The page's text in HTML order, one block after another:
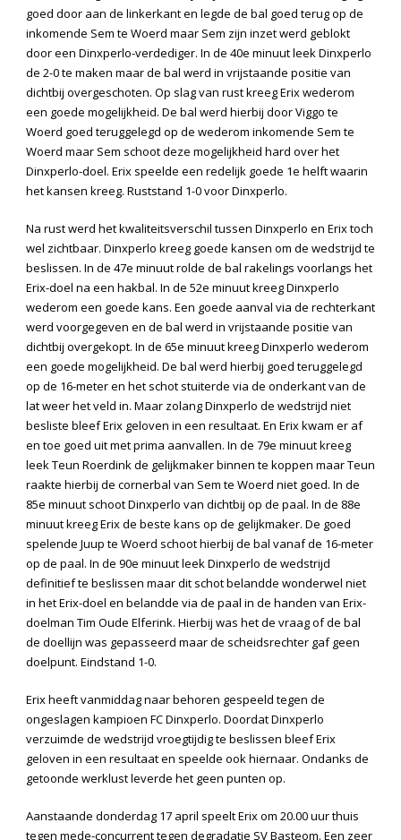
goed door aan de linkerkant en legde de bal goed terug op de
inkomende Sem te Woerd maar Sem zijn inzet werd geblokt
door een Dinxperlo-verdediger. In de 40e minuut leek Dinxperlo
de 2-0 te maken maar de bal werd in vrijstaande positie van
dichtbij overgeschoten. Op slag van rust kreeg Erix wederom
een goede mogelijkheid. De bal werd hierbij door Viggo te
Woerd goed teruggelegd op de wederom inkomende Sem te
Woerd maar Sem schoot deze mogelijkheid hard over het
Dinxperlo-doel. Erix speelde een redelijk goede 1e helft waarin
het kansen kreeg. Ruststand 1-0 voor Dinxperlo.
Na rust werd het kwaliteitsverschil tussen Dinxperlo en Erix toch
wel zichtbaar. Dinxperlo kreeg goede kansen om de wedstrijd te
beslissen. In de 47e minuut rolde de bal rakelings voorlangs het
Erix-doel na een hakbal. In de 52e minuut kreeg Dinxperlo
wederom een goede kans. Een goede aanval via de rechterkant
werd voorgegeven en de bal werd in vrijstaande positie van
dichtbij overgekopt. In de 65e minuut kreeg Dinxperlo wederom
een goede mogelijkheid. De bal werd hierbij goed teruggelegd
op de 16-meter en het schot stuiterde via de onderkant van de
lat weer het veld in. Maar zolang Dinxperlo de wedstrijd niet
besliste bleef Erix geloven in een resultaat. En Erix kwam er af
en toe goed uit met prima aanvallen. In de 79e minuut kreeg
leek Teun Roerdink de gelijkmaker binnen te koppen maar Teun
raakte hierbij de cornerbal van Sem te Woerd niet goed. In de
85e minuut schoot Dinxperlo van dichtbij op de paal. In de 88e
minuut kreeg Erix de beste kans op de gelijkmaker. De goed
spelende Juup te Woerd schoot hierbij de bal vanaf de 16-meter
op de paal. In de 90e minuut leek Dinxperlo de wedstrijd
definitief te beslissen maar dit schot belandde wonderwel niet
in het Erix-doel en belandde via de paal in de handen van Erix-
doelman Tim Oude Elferink. Hierbij was het de vraag of de bal
de doellijn was gepasseerd maar de scheidsrechter gaf geen
doelpunt. Eindstand 1-0.
Erix heeft vanmiddag naar behoren gespeeld tegen de
ongeslagen kampioen FC Dinxperlo. Doordat Dinxperlo
verzuimde de wedstrijd vroegtijdig te beslissen bleef Erix
geloven in een resultaat en speelde ook hiernaar. Ondanks de
getoonde werklust leverde het geen punten op.
Aanstaande donderdag 17 april speelt Erix om 20.00 uur thuis
tegen mede-concurrent tegen degradatie SV Basteom. Een zeer